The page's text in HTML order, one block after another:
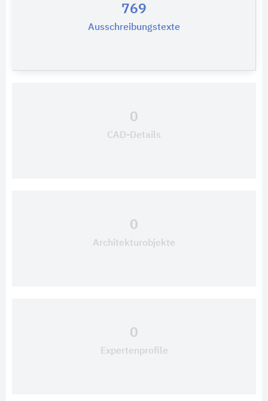
769
Ausschreibungstexte
0
CAD-Details
0
Architekturobjekte
0
Expertenprofile